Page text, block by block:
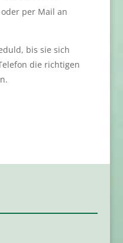
per Mail an
bis sie sich
die richtigen